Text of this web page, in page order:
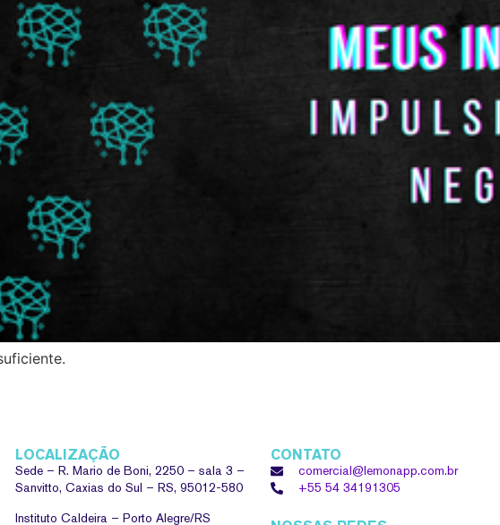
LOCALIZAÇÃO
Sede –R. Mario de Boni, 2250 – sala 3 –
Sanvitto, Caxias do Sul – RS, 95012-580
Instituto Caldeira – Porto Alegre/RS
CONTATO
comercial@lemonapp.com.br
+55 54 34191305